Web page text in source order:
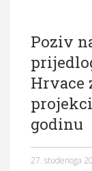
Poziv
Hrvace
godinu
27. studenoga